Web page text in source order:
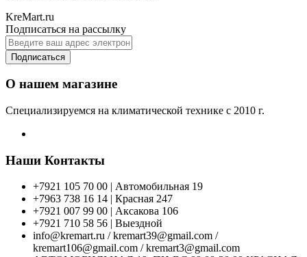
KreMart.ru
Подписаться на рассылку
Подписаться
О нашем магазине
Специализируемся на климатической технике с 2010 г.
Наши Контакты
+7921 105 70 00 | Автомобильная 19
+7963 738 16 14 | Красная 247
+7921 007 99 00 | Аксакова 106
+7921 710 58 56 | Выездной
info@kremart.ru / kremart39@gmail.com /
kremart106@gmail.com / kremart3@gmail.com